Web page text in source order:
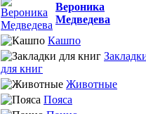
Вероника
Медведева
Кашпо
для книг
Животные
Пояса